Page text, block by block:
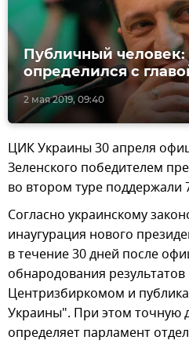
2 мая 2019, 09:40
Публичный
определился с
ЦИК Украины 30 апреля
Зеленского победителем
во втором туре поддержали
Согласно украинскому
инаугурация нового
в течение 30 дней после
обнародования
Центризбиркомом и
Украины". При этом точную
определяет парламент